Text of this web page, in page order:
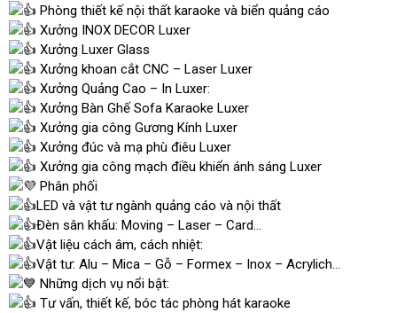
Phòng thiết kế nội thất karaoke và biển quảng cáo
Xưởng INOX DECOR Luxer
Xưởng Luxer Glass
Xưởng khoan cắt CNC – Laser Luxer
Xưởng Quảng Cao – In Luxer:
Xưởng Bàn Ghế Sofa Karaoke Luxer
Xưởng gia công Gương Kính Luxer
Xưởng đúc và mạ phù điêu Luxer
Xưởng gia công mạch điều khiển ánh sáng Luxer
Phân phối
LED và vật tư ngành quảng cáo và nội thất
Đèn sân khấu: Moving – Laser – Card…
Vật liệu cách âm, cách nhiệt:
Vật tư: Alu – Mica – Gỗ – Formex – Inox – Acrylich…
Những dịch vụ nổi bật:
Tư vấn, thiết kế, bóc tác phòng hát karaoke